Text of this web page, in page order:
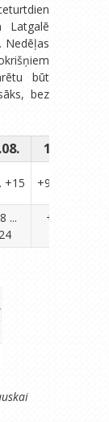
Latgalē
Nedēļas
būt
bez
12.08.
+15 +9 ... +15
...
+18 ...